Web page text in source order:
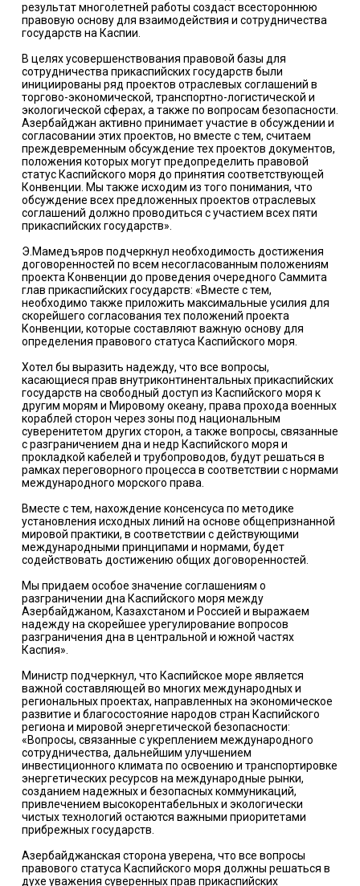
результат многолетней работы создаст всестороннюю
правовую основу для взаимодействия и сотрудничества
государств на Каспии.
В целях усовершенствования правовой базы для
сотрудничества прикаспийских государств были
инициированы ряд проектов отраслевых соглашений в
торгово-экономической, транспортно-логистической и
экологической сферах, а также по вопросам безопасности.
Азербайджан активно принимает участие в обсуждении и
согласовании этих проектов, но вместе с тем, считаем
преждевременным обсуждение тех проектов документов,
положения которых могут предопределить правовой
статус Каспийского моря до принятия соответствующей
Конвенции. Мы также исходим из того понимания, что
обсуждение всех предложенных проектов отраслевых
соглашений должно проводиться с участием всех пяти
прикаспийских государств».
Э.Мамедъяров подчеркнул необходимость достижения
договоренностей по всем несогласованным положениям
проекта Конвенции до проведения очередного Саммита
глав прикаспийских государств: «Вместе с тем,
необходимо также приложить максимальные усилия для
скорейшего согласования тех положений проекта
Конвенции, которые составляют важную основу для
определения правового статуса Каспийского моря.
Хотел бы выразить надежду, что все вопросы,
касающиеся прав внутриконтинентальных прикаспийских
государств на свободный доступ из Каспийского моря к
другим морям и Мировому океану, права прохода военных
кораблей сторон через зоны под национальным
суверенитетом других сторон, а также вопросы, связанные
с разграничением дна и недр Каспийского моря и
прокладкой кабелей и трубопроводов, будут решаться в
рамках переговорного процесса в соответствии с нормами
международного морского права.
Вместе с тем, нахождение консенсуса по методике
установления исходных линий на основе общепризнанной
мировой практики, в соответствии с действующими
международными принципами и нормами, будет
содействовать достижению общих договоренностей.
Мы придаем особое значение соглашениям о
разграничении дна Каспийского моря между
Азербайджаном, Казахстаном и Россией и выражаем
надежду на скорейшее урегулирование вопросов
разграничения дна в центральной и южной частях
Каспия».
Министр подчеркнул, что Каспийское море является
важной составляющей во многих международных и
региональных проектах, направленных на экономическое
развитие и благосостояние народов стран Каспийского
региона и мировой энергетической безопасности:
«Вопросы, связанные с укреплением международного
сотрудничества, дальнейшим улучшением
инвестиционного климата по освоению и транспортировке
энергетических ресурсов на международные рынки,
созданием надежных и безопасных коммуникаций,
привлечением высокорентабельных и экологически
чистых технологий остаются важными приоритетами
прибрежных государств.
Азербайджанская сторона уверена, что все вопросы
правового статуса Каспийского моря должны решаться в
духе уважения суверенных прав прикаспийских